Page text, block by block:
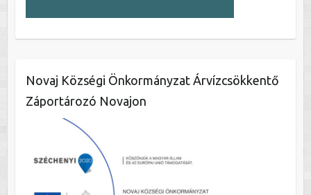
Novaj Községi Önkormányzat Árvízcsökkentő
Záportározó Novajon